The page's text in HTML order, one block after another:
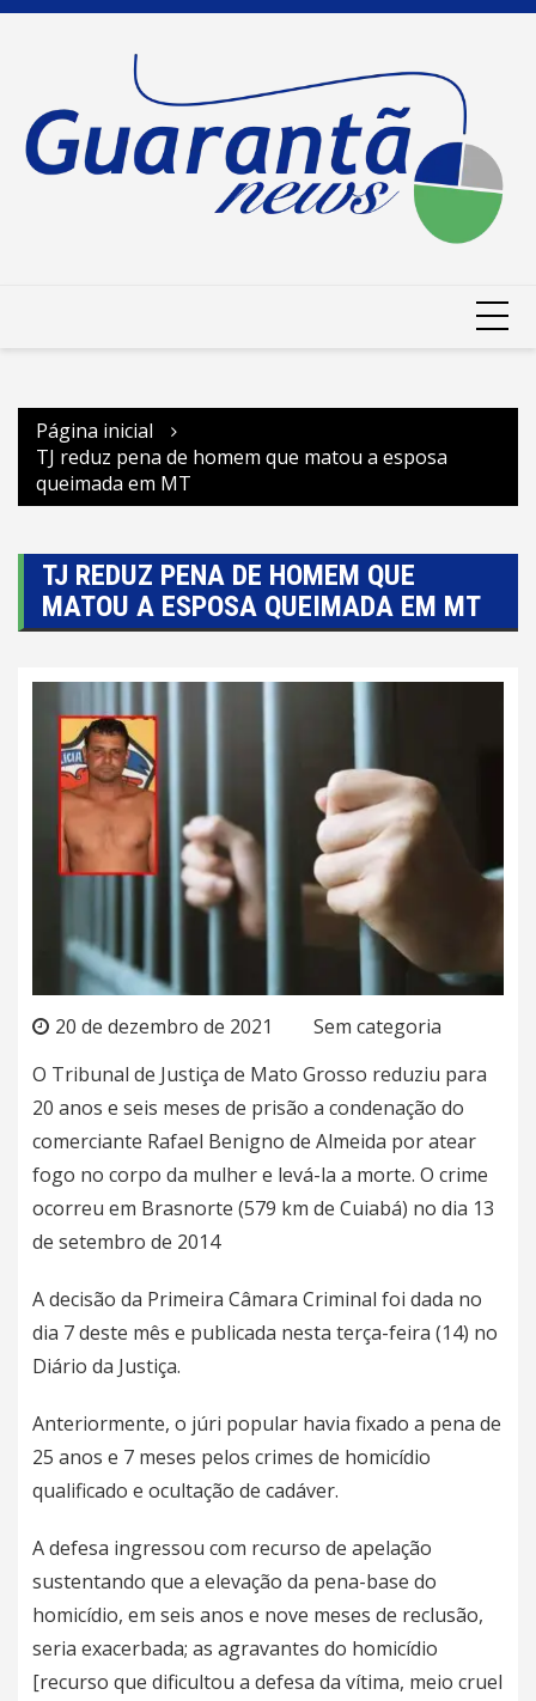
Ir
Página inicial
TJ reduz pena de homem que matou a esposa
queimada em MT
TJ REDUZ PENA DE HOMEM QUE
MATOU A ESPOSA QUEIMADA EM MT
20 de dezembro de 2021
Sem categoria
O Tribunal de Justiça de Mato Grosso reduziu para
20 anos e seis meses de prisão a condenação do
comerciante Rafael Benigno de Almeida por atear
fogo no corpo da mulher e levá-la a morte. O crime
ocorreu em Brasnorte (579 km de Cuiabá) no dia 13
de setembro de 2014
A decisão da Primeira Câmara Criminal foi dada no
dia 7 deste mês e publicada nesta terça-feira (14) no
Diário da Justiça.
Anteriormente, o júri popular havia fixado a pena de
25 anos e 7 meses pelos crimes de homicídio
qualificado e ocultação de cadáver.
A defesa ingressou com recurso de apelação
sustentando que a elevação da pena-base do
homicídio, em seis anos e nove meses de reclusão,
seria exacerbada; as agravantes do homicídio
[recurso que dificultou a defesa da vítima, meio cruel